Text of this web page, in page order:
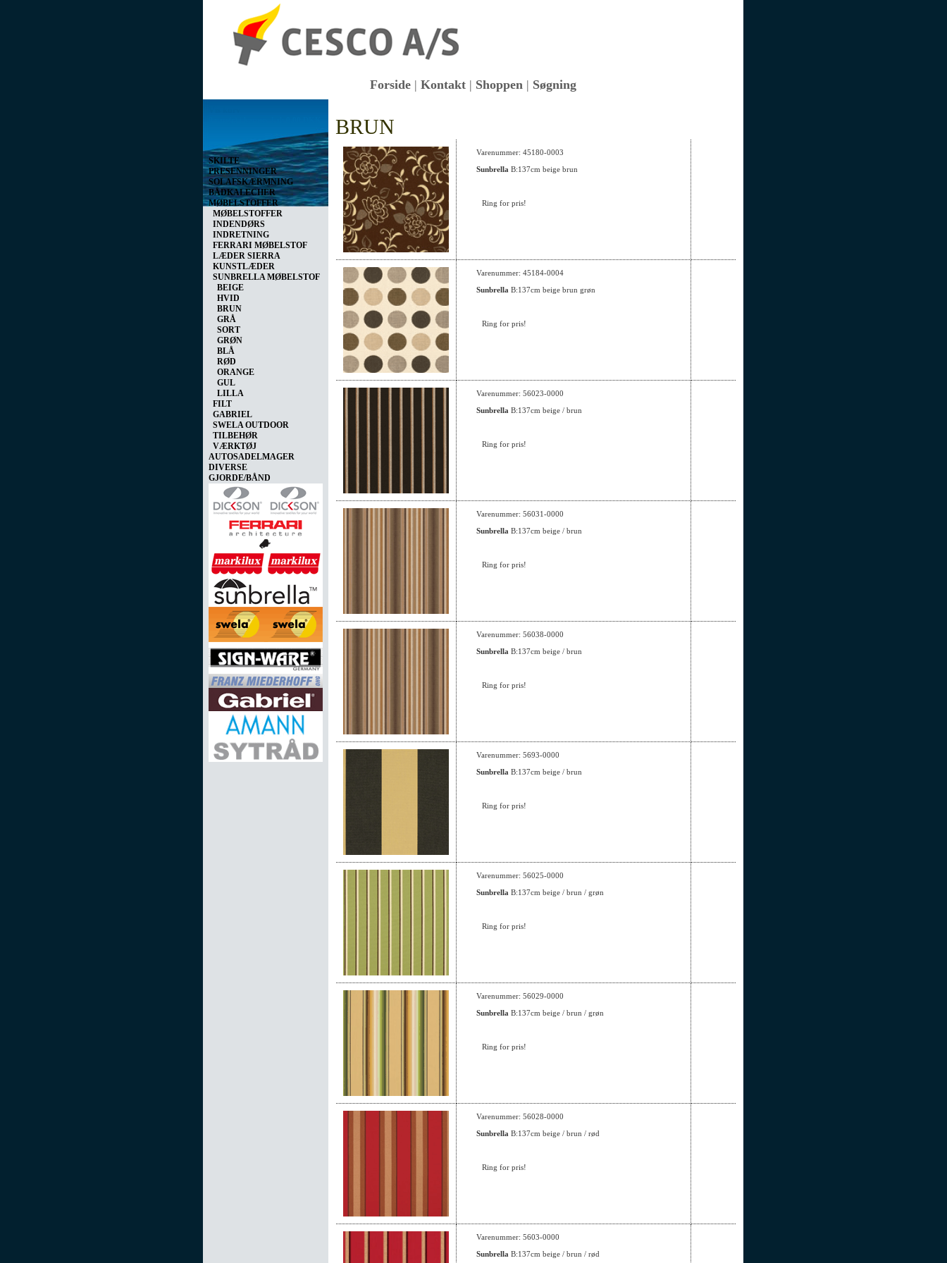
Forside | Kontakt | Shoppen | Søgning
SKILTE
PRESENNINGER
SOLAFSKÆRMNING
BÅDKALECHER
MØBELSTOFFER
MØBELSTOFFER
INDENDØRS
INDRETNING
FERRARI MØBELSTOF
LÆDER SIERRA
KUNSTLÆDER
SUNBRELLA MØBELSTOF
BEIGE
HVID
BRUN
GRÅ
SORT
GRØN
BLÅ
RØD
ORANGE
GUL
LILLA
FILT
GABRIEL
SWELA OUTDOOR
TILBEHØR
VÆRKTØJ
AUTOSADELMAGER
DIVERSE
GJORDE/BÅND
BRUN
Varenummer: 45180-0003
Sunbrella B:137cm beige brun
Ring for pris!
Varenummer: 45184-0004
Sunbrella B:137cm beige brun grøn
Ring for pris!
Varenummer: 56023-0000
Sunbrella B:137cm beige / brun
Ring for pris!
Varenummer: 56031-0000
Sunbrella B:137cm beige / brun
Ring for pris!
Varenummer: 56038-0000
Sunbrella B:137cm beige / brun
Ring for pris!
Varenummer: 5693-0000
Sunbrella B:137cm beige / brun
Ring for pris!
Varenummer: 56025-0000
Sunbrella B:137cm beige / brun / grøn
Ring for pris!
Varenummer: 56029-0000
Sunbrella B:137cm beige / brun / grøn
Ring for pris!
Varenummer: 56028-0000
Sunbrella B:137cm beige / brun / rød
Ring for pris!
Varenummer: 5603-0000
Sunbrella B:137cm beige / brun / rød